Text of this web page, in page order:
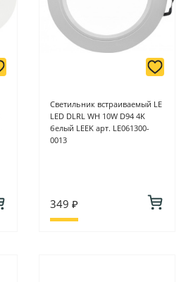
Светильник встраиваемый LE
LED DLRL WH 10W D94 4K
белый LEEK арт. LE061300-
0013
349 ₽